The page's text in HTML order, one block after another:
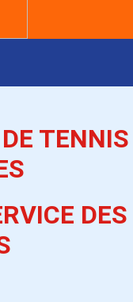
TENNIS
DES